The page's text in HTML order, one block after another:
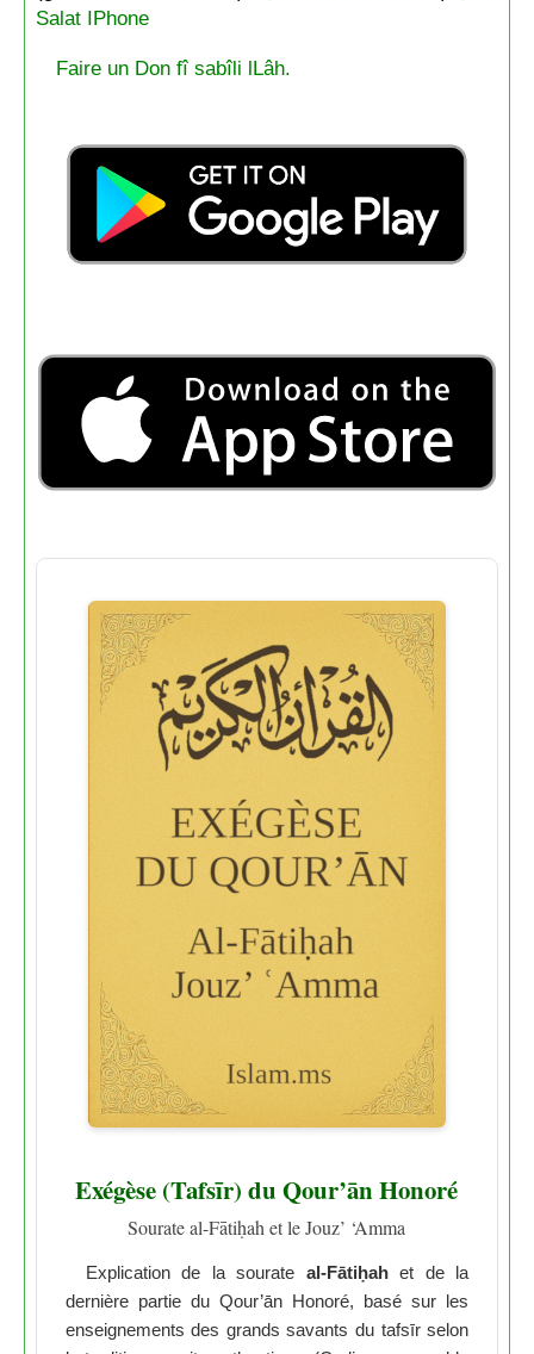
Salat IPhone
Faire un Don fî sabîli lLâh.
Exégèse (Tafsīr) du Qour’ān Honoré
Sourate al-Fātiḥah et le Jouz’ ‘Amma
Explication de la sourate al-Fātiḥahet de la
dernière partie du Qour’ān Honoré, basé sur les
enseignements des grands savants du tafsīr selon